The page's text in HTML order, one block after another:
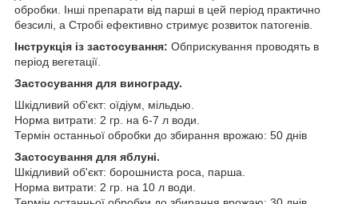
обробки. Інші препарати від парші в цей період практично
безсилі, а Стробі ефективно стримує розвиток патогенів.
Інструкція із застосування: Обприскування проводять в
період вегетації.
Застосування для винограду.
Шкідливий об'єкт: оїдіум, мільдью.
Норма витрати: 2 гр. на 6-7 л води.
Термін останньої обробки до збирання врожаю: 50 днів
Застосування для яблуні.
Шкідливий об'єкт: борошниста роса, парша.
Норма витрати: 2 гр. на 10 л води.